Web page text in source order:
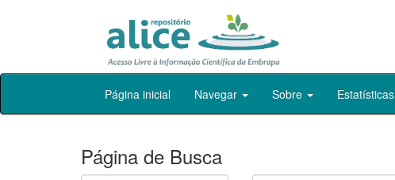
Skip
Página inicial Navegar Sobre Estatísticas
Página de Busca